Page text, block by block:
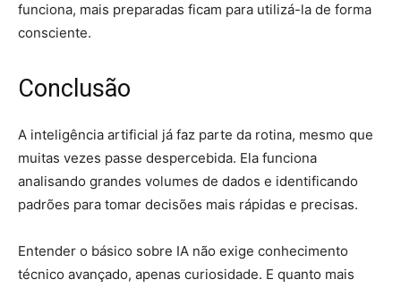
funciona, mais preparadas ficam para utilizá-la de forma
consciente.
Conclusão
A inteligência artificial já faz parte da rotina, mesmo que
muitas vezes passe despercebida. Ela funciona
analisando grandes volumes de dados e identificando
padrões para tomar decisões mais rápidas e precisas.
Entender o básico sobre IA não exige conhecimento
técnico avançado, apenas curiosidade. E quanto mais